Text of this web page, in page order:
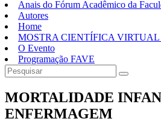
Anais do Fórum Acadêmico da
Autores
Home
MOSTRA CIENTÍFICA VIRTUAL
O Evento
Programação FAVE
MORTALIDADE
ENFERMAGEM